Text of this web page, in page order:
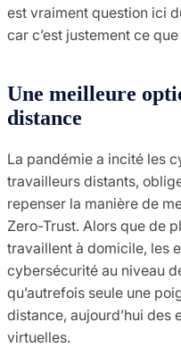
est vraiment question ici
car c’est justement ce
Une meilleure
distance
La pandémie a incité les
travailleurs distants,
repenser la manière de
Zero-Trust. Alors que de
travaillent à domicile, les
cybersécurité au niveau
qu’autrefois seule une
distance, aujourd’hui des
virtuelles.